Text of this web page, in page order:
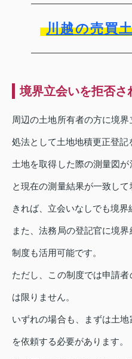
川越の売買
境界立会いを拒否さ
周辺の土地所有者の方に境
処法として土地地積更正登記
土地を取得した際の測量図
と現在の測量結果が一致し
きれば、立会いなしでも境界
また、法務局の登記官に境
制度も活用可能です。
ただし、この制度では申請
は限りません。
いずれの場合も、まずは土
を依頼する必要があります。